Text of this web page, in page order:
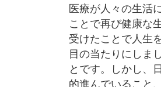
医療が人々の生活
ことで再び健康な
受けたことで人生
目の当たりにしま
とです。しかし、
的進んでいること